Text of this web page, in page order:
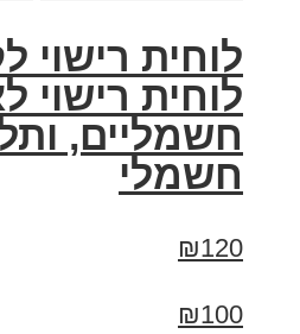
לוחית רישוי
לוחית רישוי
חשמליים,
חשמלי
₪120
₪100